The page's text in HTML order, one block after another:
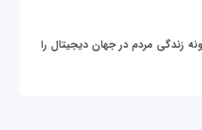
زندگی مردم در جهان دیجیتال را